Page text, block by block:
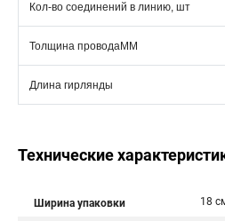
Кол-во соединений в линию, шт
Толщина проводаММ
Длина гирлянды
Технические
Ширина упаковки 18